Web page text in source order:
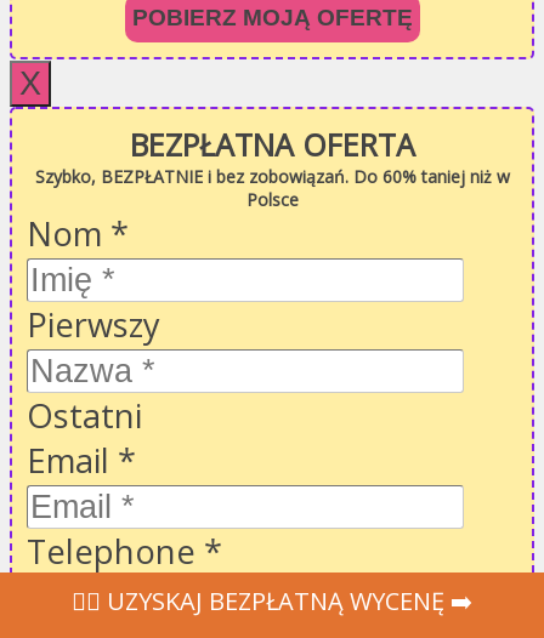
POBIERZ MOJĄ OFERTĘ
X
BEZPŁATNA OFERTA
Szybko, BEZPŁATNIE i bez zobowiązań. Do 60% taniej niż w
Polsce
Nom *
Pierwszy
Ostatni
Email *
Telephone *
‍👩‍⚕ UZYSKAJ BEZPŁATNĄ WYCENĘ ➡️